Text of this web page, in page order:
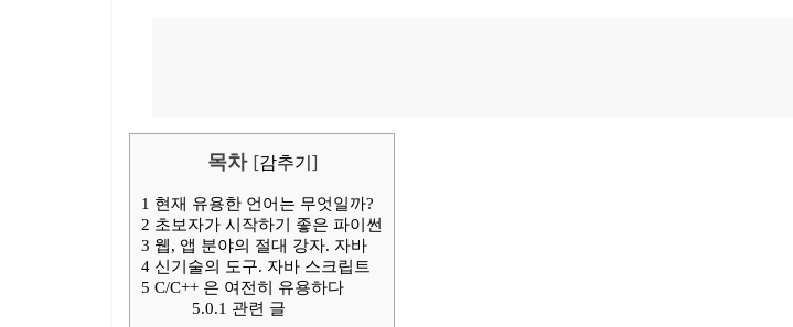
목차 [감추기]
1 현재 유용한 언어는 무엇일까?
2 초보자가 시작하기 좋은 파이썬
3 웹, 앱 분야의 절대 강자. 자바
4 신기술의 도구. 자바 스크립트
5 C/C++ 은 여전히 유용하다
5.0.1 관련 글